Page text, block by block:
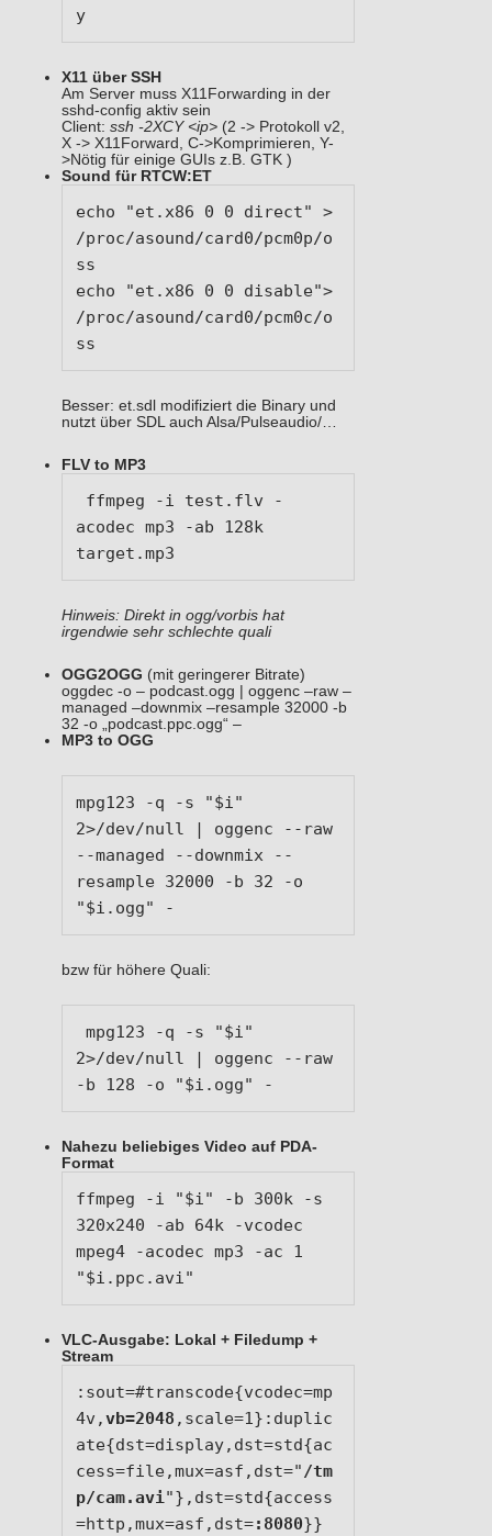
y
X11 über SSH
Am Server muss X11Forwarding in der
sshd-config aktiv sein
Client: ssh -2XCY <ip>(2 -> Protokoll v2,
X -> X11Forward, C->Komprimieren, Y-
>Nötig für einige GUIs z.B. GTK )
Sound für RTCW:ET
echo "et.x86 0 0 direct" >
/proc/asound/card0/pcm0p/o
ss
echo "et.x86 0 0 disable">
/proc/asound/card0/pcm0c/o
ss
Besser: et.sdl modifiziert die Binary und
nutzt über SDL auch Alsa/Pulseaudio/…
FLV to MP3
acodec mp3 -ab 128k
target.mp3
Hinweis: Direkt in ogg/vorbis hat
irgendwie sehr schlechte quali
OGG2OGG (mit geringerer Bitrate)
oggdec -o – podcast.ogg | oggenc –raw –
managed –downmix –resample 32000 -b
32 -o „podcast.ppc.ogg“ –
MP3 to OGG
mpg123 -q -s "$i"
2>/dev/null | oggenc --raw
--managed --downmix --
resample 32000 -b 32 -o
"$i.ogg" -
bzw für höhere Quali:
2>/dev/null | oggenc --raw
-b 128 -o "$i.ogg" -
Nahezu beliebiges Video auf PDA-
Format
ffmpeg -i "$i" -b 300k -s
320x240 -ab 64k -vcodec
mpeg4 -acodec mp3 -ac 1
"$i.ppc.avi"
VLC-Ausgabe: Lokal + Filedump +
Stream
:sout=#transcode{vcodec=mp
4v,vb=2048 ,scale=1}:duplic
ate{dst=display,dst=std{ac
cess=file,mux=asf,dst="/tm
p/cam.avi"},dst=std{access
=http,mux=asf,dst=:8080}}